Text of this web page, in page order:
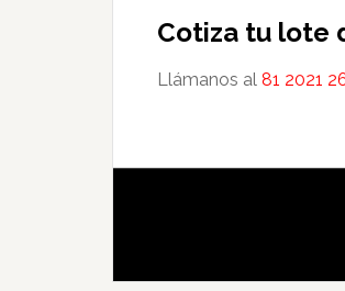
Cotiza tu lote
Llámanos al 81 2021